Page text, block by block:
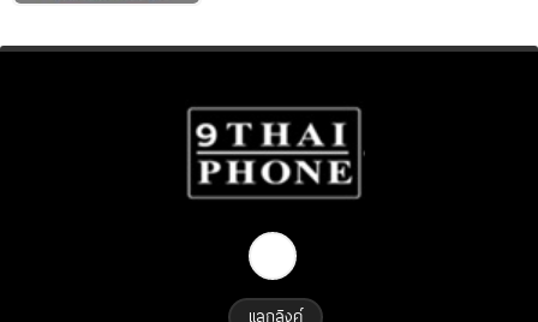
แลกลิงค์